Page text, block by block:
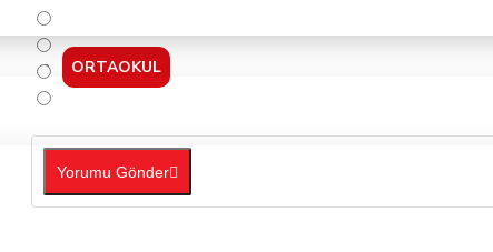
ORTAOKUL
Yorumu Gönder